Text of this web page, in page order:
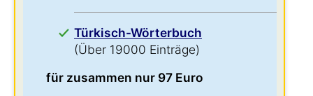
Türkisch-Wörterbuch
(Über 19000 Einträge)
für zusammen nur 97 Euro